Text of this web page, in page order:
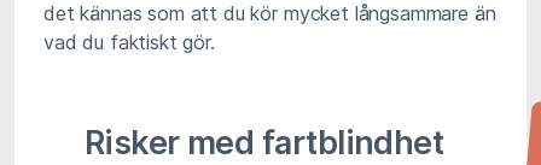
det kännas som att du kör mycket långsammare än
vad du faktiskt gör.
Risker med fartblindhet